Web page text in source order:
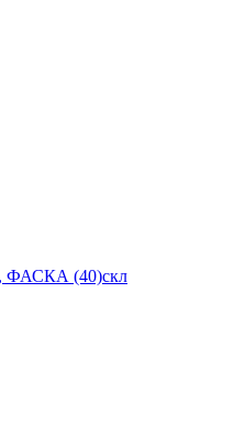
ФАСКА (40)скл